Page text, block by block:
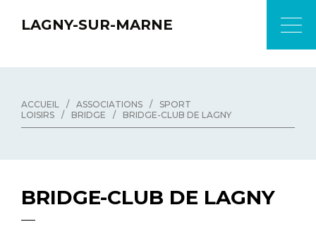
LAGNY-SUR-MARNE
ACCUEIL / ASSOCIATIONS /
SPORT
LOISIRS
/ BRIDGE / BRIDGE-CLUB DE LAGNY
BRIDGE-CLUB DE LAGNY